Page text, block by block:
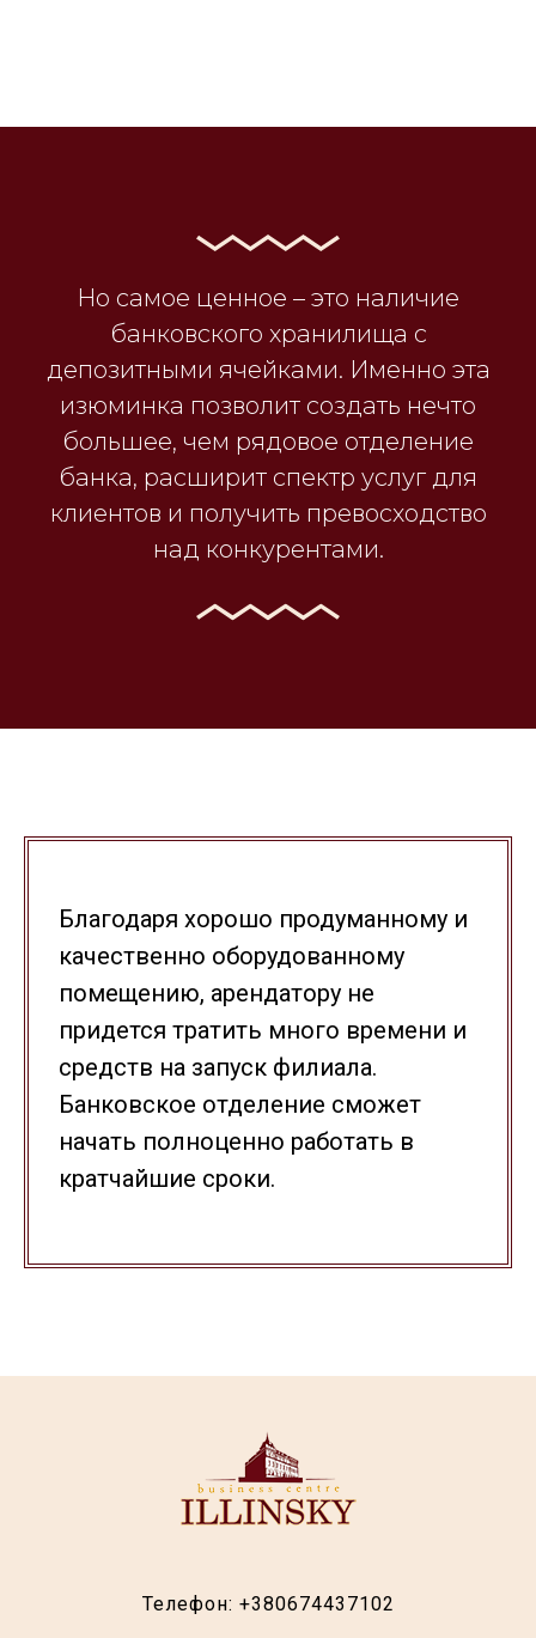
Но самое ценное – это наличие
банковского хранилища с
депозитными ячейками. Именно эта
изюминка позволит создать нечто
большее, чем рядовое отделение
банка, расширит спектр услуг для
клиентов и получить превосходство
над конкурентами.
Благодаря хорошо продуманному и
качественно оборудованному
помещению, арендатору не
придется тратить много времени и
средств на запуск филиала.
Банковское отделение сможет
начать полноценно работать в
кратчайшие сроки.
Телефон: +380674437102